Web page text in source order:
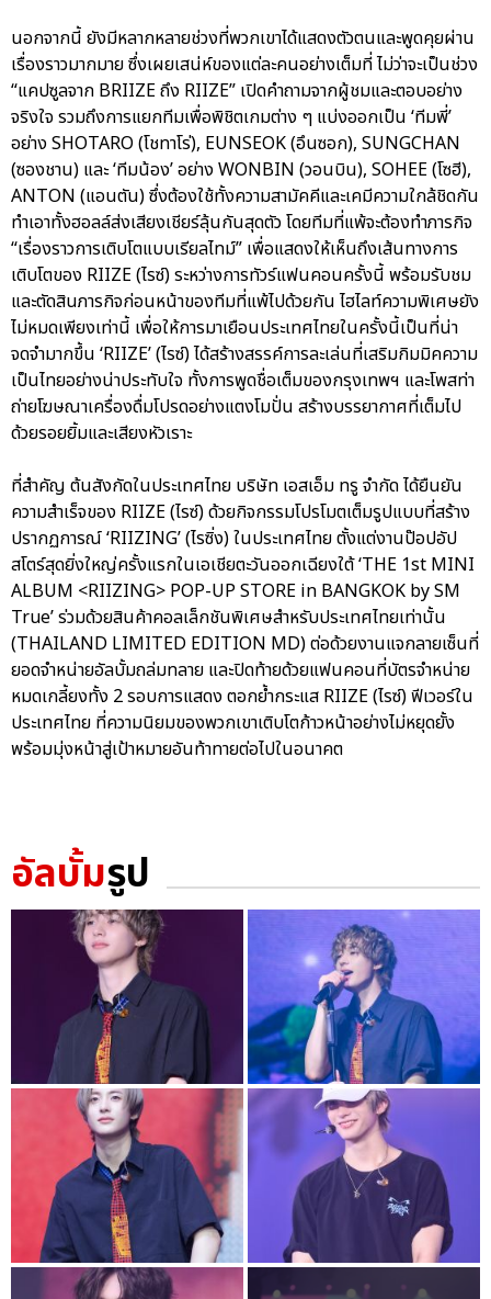
นอกจากนี้ ยังมีหลากหลายช่วงที่พวกเขาได้แสดงตัวตนและพูดคุยผ่าน
เรื่องราวมากมาย ซึ่งเผยเสน่ห์ของแต่ละคนอย่างเต็มที่ ไม่ว่าจะเป็นช่วง
“แคปซูลจาก BRIIZE ถึง RIIZE” เปิดคำถามจากผู้ชมและตอบอย่าง
จริงใจ รวมถึงการแยกทีมเพื่อพิชิตเกมต่าง ๆ แบ่งออกเป็น ‘ทีมพี่’
อย่าง SHOTARO (โชทาโร่), EUNSEOK (อึนซอก), SUNGCHAN
(ซองชาน) และ ‘ทีมน้อง’ อย่าง WONBIN (วอนบิน), SOHEE (โซฮี),
ANTON (แอนตัน) ซึ่งต้องใช้ทั้งความสามัคคีและเคมีความใกล้ชิดกัน
ทำเอาทั้งฮอลล์ส่งเสียงเชียร์ลุ้นกันสุดตัว โดยทีมที่แพ้จะต้องทำภารกิจ
“เรื่องราวการเติบโตแบบเรียลไทม์” เพื่อแสดงให้เห็นถึงเส้นทางการ
เติบโตของ RIIZE (ไรซ์) ระหว่างการทัวร์แฟนคอนครั้งนี้ พร้อมรับชม
และตัดสินภารกิจก่อนหน้าของทีมที่แพ้ไปด้วยกัน ไฮไลท์ความพิเศษยัง
ไม่หมดเพียงเท่านี้ เพื่อให้การมาเยือนประเทศไทยในครั้งนี้เป็นที่น่า
จดจำมากขึ้น ‘RIIZE’ (ไรซ์) ได้สร้างสรรค์การละเล่นที่เสริมกิมมิคความ
เป็นไทยอย่างน่าประทับใจ ทั้งการพูดชื่อเต็มของกรุงเทพฯ และโพสท่า
ถ่ายโฆษณาเครื่องดื่มโปรดอย่างแตงโมปั่น สร้างบรรยากาศที่เต็มไป
ด้วยรอยยิ้มและเสียงหัวเราะ
ที่สำคัญ ต้นสังกัดในประเทศไทย บริษัท เอสเอ็ม ทรู จำกัด ได้ยืนยัน
ความสำเร็จของ RIIZE (ไรซ์) ด้วยกิจกรรมโปรโมตเต็มรูปแบบที่สร้าง
ปรากฏการณ์ ‘RIIZING’ (ไรซิ่ง) ในประเทศไทย ตั้งแต่งานป๊อปอัป
สโตร์สุดยิ่งใหญ่ครั้งแรกในเอเชียตะวันออกเฉียงใต้ ‘THE 1st MINI
ALBUM <RIIZING> POP-UP STORE in BANGKOK by SM
True’ ร่วมด้วยสินค้าคอลเล็กชันพิเศษสำหรับประเทศไทยเท่านั้น
(THAILAND LIMITED EDITION MD) ต่อด้วยงานแจกลายเซ็นที่
ยอดจำหน่ายอัลบั้มถล่มทลาย และปิดท้ายด้วยแฟนคอนที่บัตรจำหน่าย
หมดเกลี้ยงทั้ง 2 รอบการแสดง ตอกย้ำกระแส RIIZE (ไรซ์) ฟีเวอร์ใน
ประเทศไทย ที่ความนิยมของพวกเขาเติบโตก้าวหน้าอย่างไม่หยุดยั้ง
พร้อมมุ่งหน้าสู่เป้าหมายอันท้าทายต่อไปในอนาคต
อัลบั้มรูป